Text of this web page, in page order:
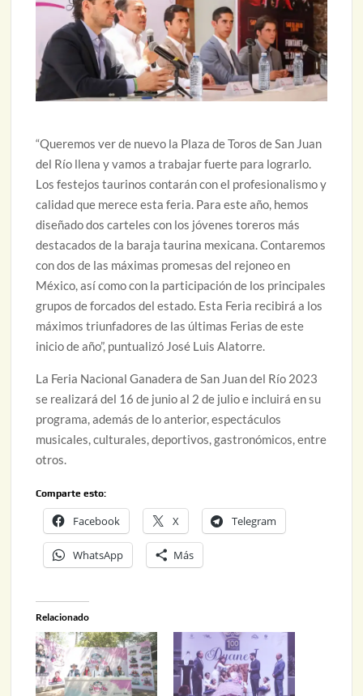
“Queremos ver de nuevo la Plaza de Toros de San Juan
del Río llena y vamos a trabajar fuerte para lograrlo.
Los festejos taurinos contarán con el profesionalismo y
calidad que merece esta feria. Para este año, hemos
diseñado dos carteles con los jóvenes toreros más
destacados de la baraja taurina mexicana. Contaremos
con dos de las máximas promesas del rejoneo en
México, así como con la participación de los principales
grupos de forcados del estado. Esta Feria recibirá a los
máximos triunfadores de las últimas Ferias de este
inicio de año”, puntualizó José Luis Alatorre.
La Feria Nacional Ganadera de San Juan del Río 2023
se realizará del 16 de junio al 2 de julio e incluirá en su
programa, además de lo anterior, espectáculos
musicales, culturales, deportivos, gastronómicos, entre
otros.
Comparte esto:
Facebook X Telegram
WhatsApp Más
Relacionado